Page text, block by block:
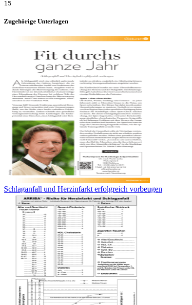
Zugehörige Unterlagen
Schlaganfall und Herzinfarkt erfolgreich vorbeugen